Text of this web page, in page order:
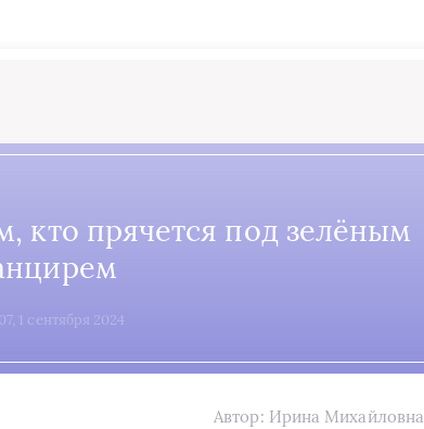
кто прячется под зелёным
1 сентября 2024
Автор: Ирина Михайловна